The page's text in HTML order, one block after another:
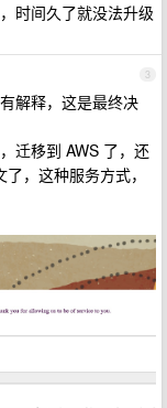
时间久了就没法升级
3
解释，这是最终决
迁移到 AWS 了，还
，这种服务方式，